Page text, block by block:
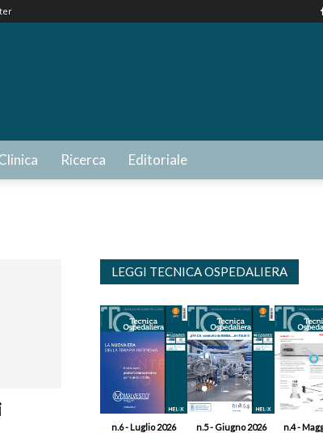
Ricerca Editoriale
LEGGI TECNICA OSPEDALIERA
n.6 - Luglio 2026 n.5 - Giugno 2026 n.4 -